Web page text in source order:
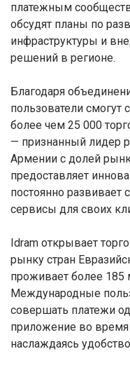
платежным
обсудят планы по
инфраструктуры и
решений в регионе.
Благодаря
пользователи смогут
более чем 25 000
— признанный лидер
Армении с долей
предоставляет
постоянно
сервисы для своих
Idram открывает
рынку стран
проживает более 185
Международные
совершать платежи
приложение во
наслаждаясь